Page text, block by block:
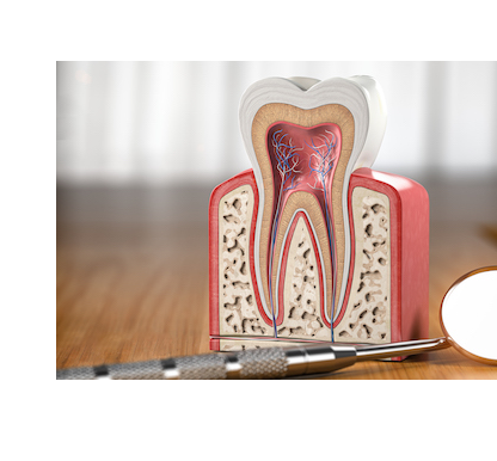
Utbildning
Skolinformatörer
Ansvarsområden
Tandvård mot Tobak